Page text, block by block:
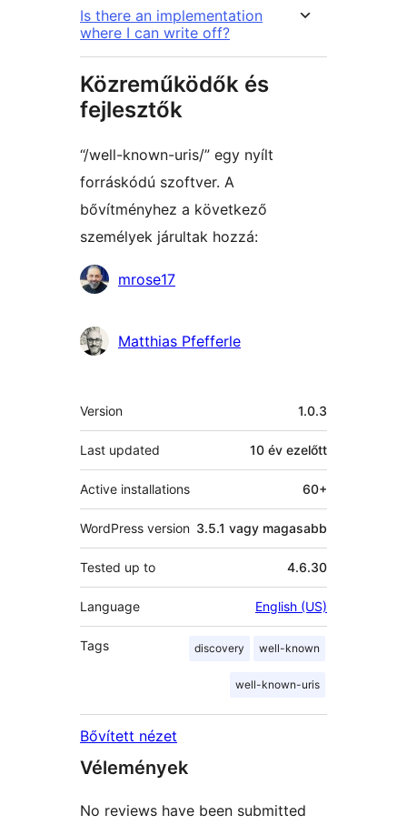
Is there an implementation
where I can write off?
Közreműködők és
fejlesztők
“/well-known-uris/” egy nyílt
forráskódú szoftver. A
bővítményhez a következő
személyek járultak hozzá:
Közreműködők
mrose17
Matthias Pfefferle
Meta
Version 1.0.3
Last updated 10 év ezelőtt
Active installations 60+
WordPress version 3.5.1 vagy magasabb
Tested up to 4.6.30
Language English (US)
Tags discovery well-known
well-known-uris
Bővített nézet
Vélemények
No reviews have been submitted